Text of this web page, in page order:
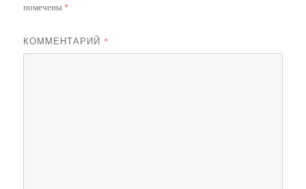
помечены *
КОММЕНТАРИЙ *